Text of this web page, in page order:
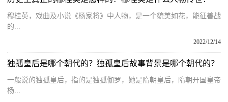
穆桂英，戏曲及小说《杨家将》中人物，是一个貌美如花，能征善战
的...
2022/12/14
独孤皇后是哪个朝代的？独孤皇后故事背景是哪个朝代的？
一般说的独孤皇后，指的是独孤伽罗，她是隋朝皇后，隋朝开国皇帝
杨...